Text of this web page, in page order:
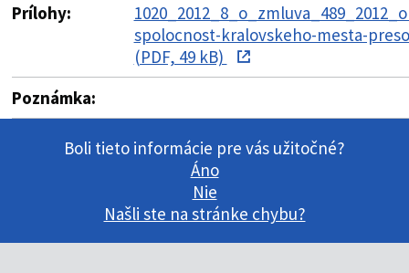
Prílohy:
spolocnost-kralovskeho-mesta-
(PDF, 49 kB)
Poznámka:
Boli tieto informácie pre vás užitočné?
Áno
Nie
Našli ste na stránke chybu?